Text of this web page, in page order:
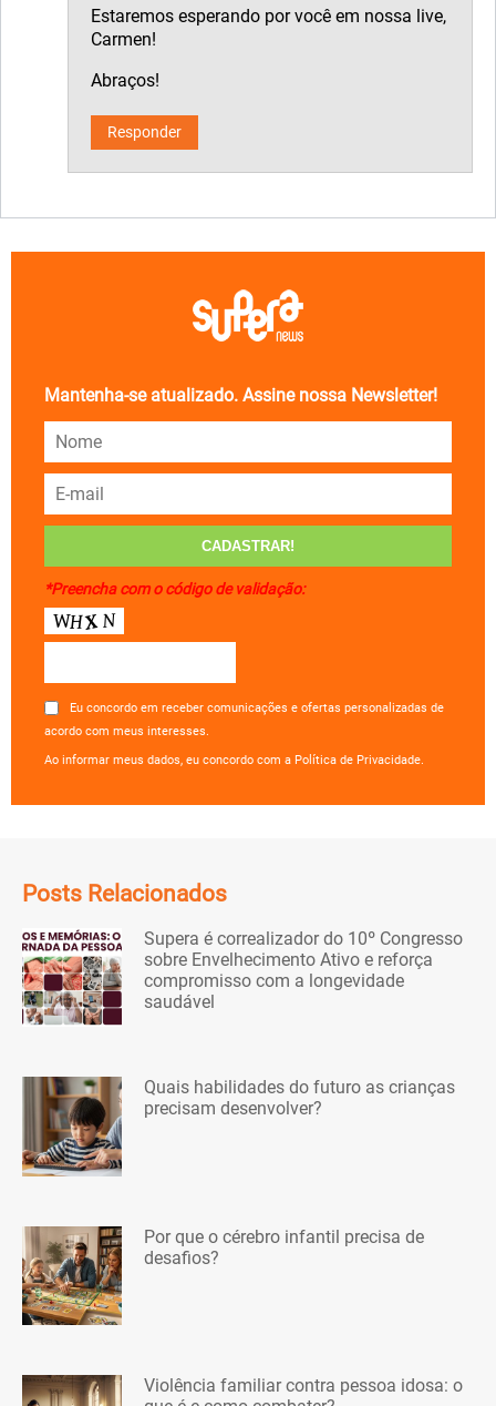
Estaremos esperando por você em nossa live,
Carmen!
Abraços!
Responder
Mantenha-se atualizado. Assine nossa Newsletter!
*Preencha com o código de validação:
Eu concordo em receber comunicações e ofertas personalizadas de
acordo com meus interesses.
Ao informar meus dados, eu concordo com a Política de Privacidade.
Posts Relacionados
Supera é correalizador do 10º Congresso
sobre Envelhecimento Ativo e reforça
compromisso com a longevidade
saudável
Quais habilidades do futuro as crianças
precisam desenvolver?
Por que o cérebro infantil precisa de
desafios?
Violência familiar contra pessoa idosa: o